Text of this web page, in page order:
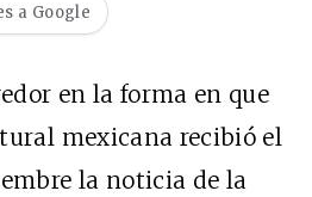
a Google
en la forma en que
mexicana recibió el
la noticia de la